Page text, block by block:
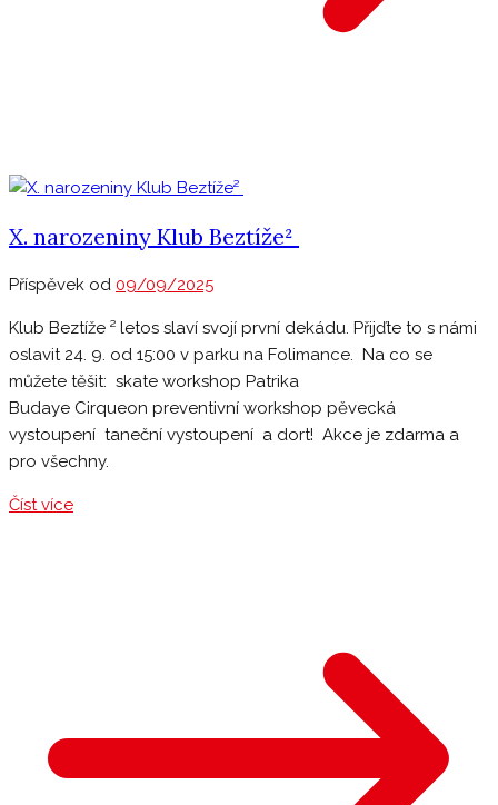
X. narozeniny Klub Beztíže²
Příspěvek od 09/09/2025
Klub Beztíže ² letos slaví svojí první dekádu. Přijďte to s námi
oslavit 24. 9. od 15:00 v parku na Folimance. Na co se
můžete těšit: skate workshop Patrika
Budaye Cirqueon preventivní workshop pěvecká
vystoupení taneční vystoupení a dort! Akce je zdarma a
pro všechny.
Číst více